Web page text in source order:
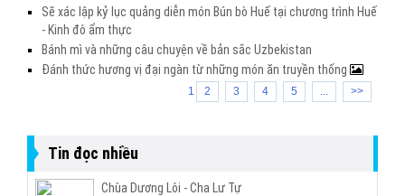
Sẽ xác lập kỷ lục quảng diễn món Bún bò Huế tại chương trình Huế
- Kinh đô ẩm thực
Bánh mì và những câu chuyện về bản sắc Uzbekistan
Đánh thức hương vị đại ngàn từ những món ăn truyền thống
1 2 3 4 5 ... >>
Tin đọc nhiều
Chùa Dương Lôi - Cha Lư Tự